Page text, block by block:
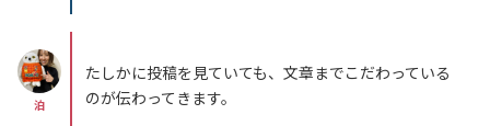
泊
たしかに投稿を見ていても、文章までこだわっている
のが伝わってきます。